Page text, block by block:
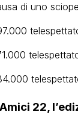
di uno
22,